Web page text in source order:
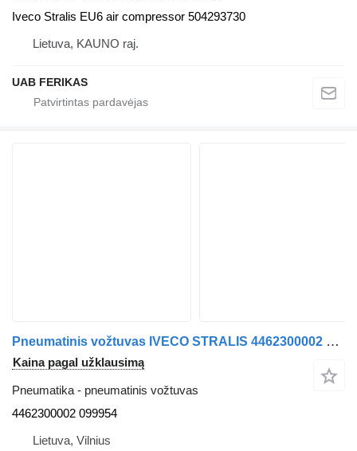
Iveco Stralis EU6 air compressor 504293730
Lietuva, KAUNO raj.
UAB FERIKAS
Pneumatinis vožtuvas IVECO STRALIS 4462300002 vilkiko
Kaina pagal užklausimą
Pneumatika - pneumatinis vožtuvas
4462300002 099954
Lietuva, Vilnius